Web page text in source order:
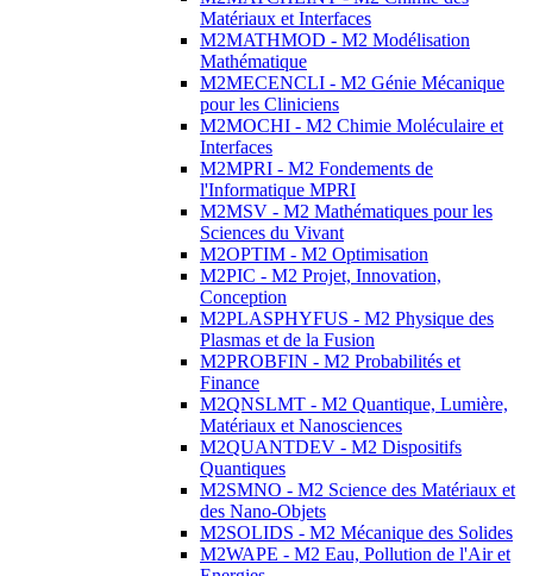
Matériaux et Interfaces
M2MATHMOD - M2 Modélisation
Mathématique
M2MECENCLI - M2 Génie Mécanique
pour les Cliniciens
M2MOCHI - M2 Chimie Moléculaire et
Interfaces
M2MPRI - M2 Fondements de
l'Informatique MPRI
M2MSV - M2 Mathématiques pour les
Sciences du Vivant
M2OPTIM - M2 Optimisation
M2PIC - M2 Projet, Innovation,
Conception
M2PLASPHYFUS - M2 Physique des
Plasmas et de la Fusion
M2PROBFIN - M2 Probabilités et
Finance
M2QNSLMT - M2 Quantique, Lumière,
Matériaux et Nanosciences
M2QUANTDEV - M2 Dispositifs
Quantiques
M2SMNO - M2 Science des Matériaux et
des Nano-Objets
M2SOLIDS - M2 Mécanique des Solides
M2WAPE - M2 Eau, Pollution de l'Air et